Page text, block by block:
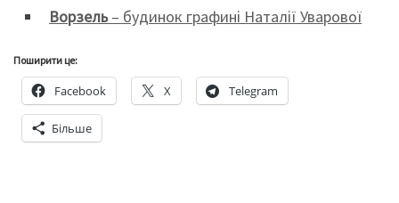
Ворзель– будинок графині Наталії Уварової
Поширити це:
Facebook X Telegram
Більше